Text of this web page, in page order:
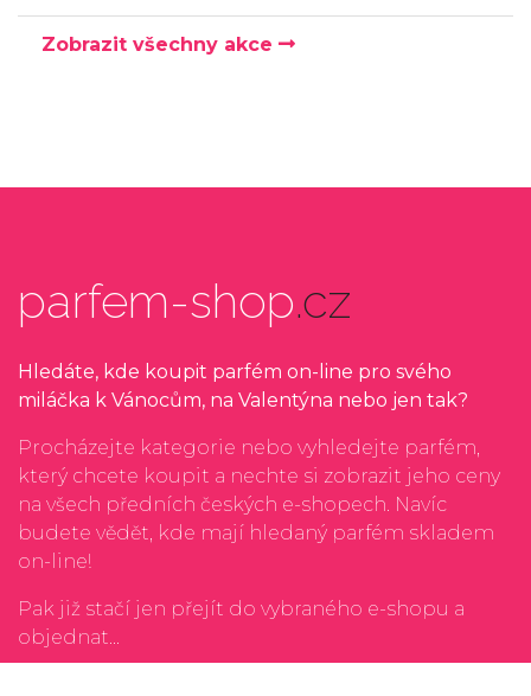
Zobrazit všechny akce
parfem-shop.cz
Hledáte, kde koupit parfém on-line pro svého
miláčka k Vánocům, na Valentýna nebo jen tak?
Procházejte kategorie nebo vyhledejte parfém,
který chcete koupit a nechte si zobrazit jeho ceny
na všech předních českých e-shopech. Navíc
budete vědět, kde mají hledaný parfém skladem
on-line!
Pak již stačí jen přejít do vybraného e-shopu a
objednat...